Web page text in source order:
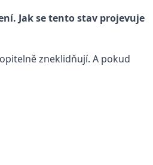
Jak se tento stav projevuje
zneklidňují. A pokud